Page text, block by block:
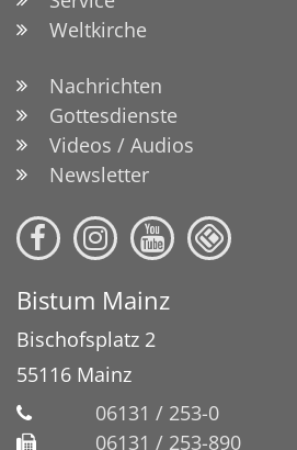
Weltkirche
Nachrichten
Gottesdienste
Videos / Audios
Newsletter
Bistum Mainz
Bischofsplatz 2
55116 Mainz
06131 / 253-0
06131 / 253-890